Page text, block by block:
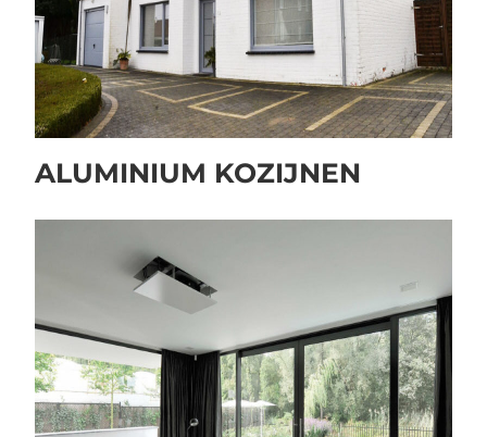
ALUMINIUM KOZIJNEN